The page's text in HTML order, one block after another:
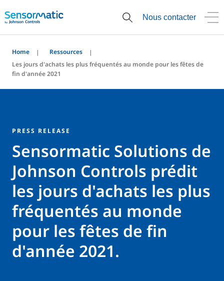
Nous contacter
Home
Ressources
Les jours d'achats les plus fréquentés au monde pour les fêtes de
fin d'année 2021
PRESS RELEASE
Sensormatic Solutions de
Johnson Controls prédit
les jours d'achats les plus
fréquentés au monde
pour les fêtes de fin
d'année 2021.